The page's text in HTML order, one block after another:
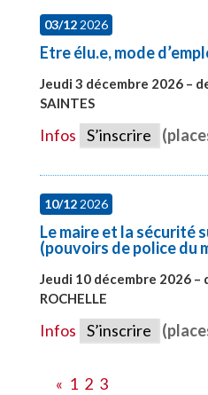
03/122026
Etre élu.e, mode
Jeudi 3 décembre 2026 –
SAINTES
Infos S’inscrire
10/122026
Le maire et la sécurité
(pouvoirs de police du
Jeudi 10 décembre 2026 –
ROCHELLE
Infos S’inscrire
« 1 2 3